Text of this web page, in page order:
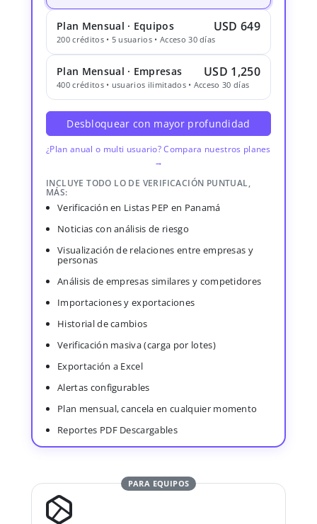
Plan Mensual · Equipos USD 649
200 créditos • 5 usuarios • Acceso 30 días
Plan Mensual · Empresas USD 1,250
400 créditos • usuarios ilimitados • Acceso 30 días
Desbloquear con mayor profundidad
¿Plan anual o multi usuario? Compara nuestros planes
→
INCLUYE TODO LO DE VERIFICACIÓN PUNTUAL,
MÁS:
Verificación en Listas PEP en Panamá
Noticias con análisis de riesgo
Visualización de relaciones entre empresas y
personas
Análisis de empresas similares y competidores
Importaciones y exportaciones
Historial de cambios
Verificación masiva (carga por lotes)
Exportación a Excel
Alertas configurables
Plan mensual, cancela en cualquier momento
Reportes PDF Descargables
PARA EQUIPOS